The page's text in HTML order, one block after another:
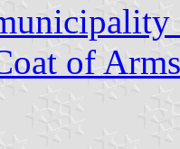
of Arms